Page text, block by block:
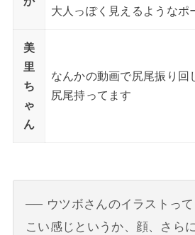
大人っぽく見えるようなポ
美
里
ち
ゃ
ん
なんかの動画で尻尾振り回
尻尾持ってます
ウツボさんのイラストっ
こい感じというか、顔、さら